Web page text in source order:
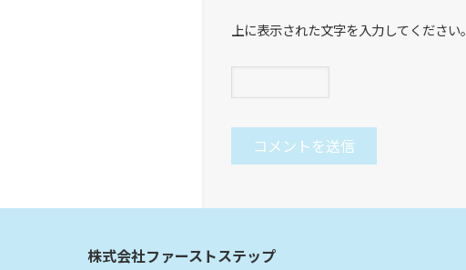
上に表示された文字を入力してください。
株式会社ファーストステップ